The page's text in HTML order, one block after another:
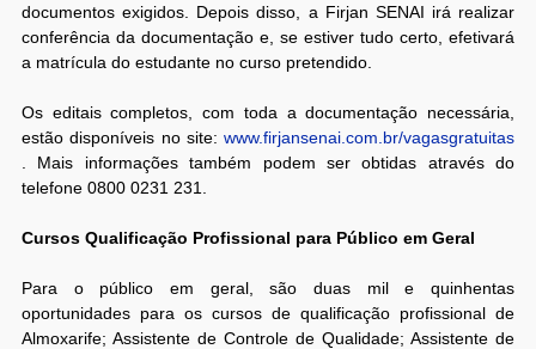
documentos exigidos. Depois disso, a Firjan SENAI irá realizar
conferência da documentação e, se estiver tudo certo, efetivará
a matrícula do estudante no curso pretendido.
Os editais completos, com toda a documentação necessária,
estão disponíveis no site:www.firjansenai.com.br/vagasgratuitas
. Mais informações também podem ser obtidas através do
telefone 0800 0231 231.
Cursos Qualificação Profissional para Público em Geral
Para o público em geral, são duas mil e quinhentas
oportunidades para os cursos de qualificação profissional de
Almoxarife; Assistente de Controle de Qualidade; Assistente de